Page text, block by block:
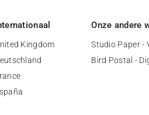
Kingdom
Onze andere
Studio Paper -
Bird Postal -